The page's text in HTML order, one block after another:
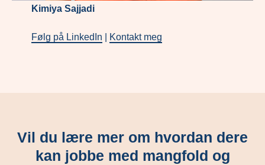
Kimiya Sajjadi
Følg på LinkedIn Kontakt meg
Vil du lære mer om hvordan dere
kan jobbe med mangfold og